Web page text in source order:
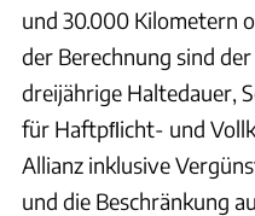
und 30.000 Kilometern
der Berechnung sind
dreijährige Haltedauer,
für Haftpﬂicht- und
Allianz inklusive
und die Beschränkung